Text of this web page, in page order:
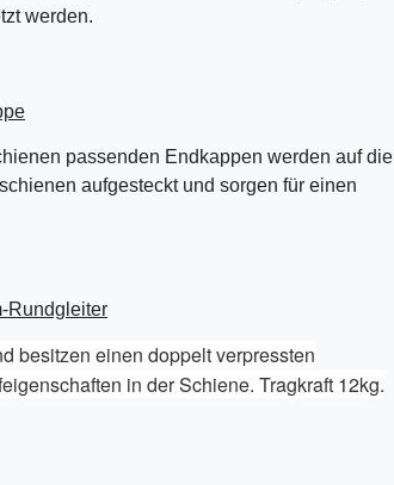
werden.
passenden Endkappen werden auf die
aufgesteckt und sorgen für einen
Rundgleiter
besitzen einen doppelt verpressten
in der Schiene. Tragkraft 12kg.